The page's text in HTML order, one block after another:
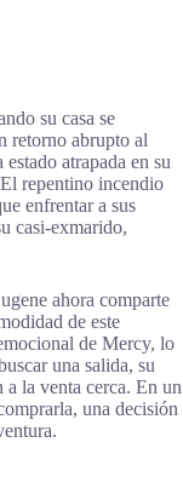
su casa se
retorno abrupto al
atrapada en su
repentino incendio
enfrentar a sus
casi-exmarido,
ahora comparte
de este
de Mercy, lo
una salida, su
a la venta cerca. En un
una decisión